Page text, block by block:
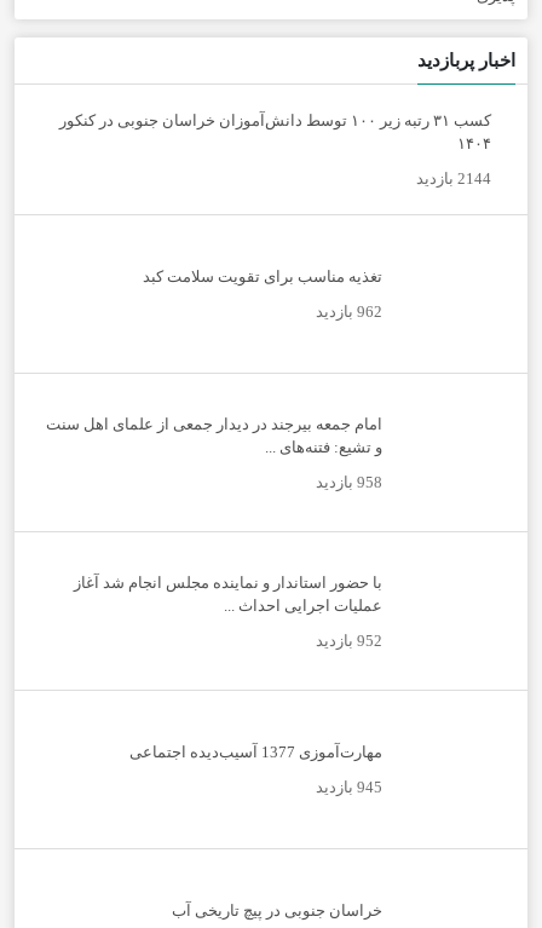
اخبار پربازدید
کسب ۳۱ رتبه زیر ۱۰۰ توسط دانش‌آموزان خراسان جنوبی در کنکور
۱۴۰۴
2144 بازدید
تغذیه مناسب برای تقویت سلامت کبد
962 بازدید
امام جمعه بیرجند در دیدار جمعی از علمای اهل سنت
و تشیع: فتنه‌های ...
958 بازدید
با حضور استاندار و نماینده مجلس انجام شد آغاز
عملیات اجرایی احداث ...
952 بازدید
مهارت‌آموزی 1377 آسیب‌دیده اجتماعی
945 بازدید
خراسان جنوبی در پیچ تاریخی آب